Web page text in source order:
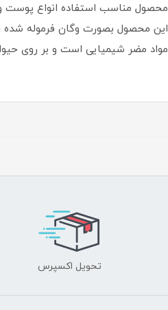
محصول مناسب استفاده انواع
مواد مضر شیمیایی است و بر روی
تحویل اکسپرس